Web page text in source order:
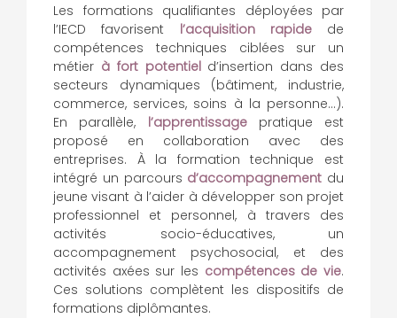
Les formations qualifiantes déployées par
l’IECD favorisent l’acquisition rapidede
compétences techniques ciblées sur un
métier à fort potentield’insertion dans des
secteurs dynamiques (bâtiment, industrie,
commerce, services, soins à la personne…).
En parallèle, l’apprentissagepratique est
proposé en collaboration avec des
entreprises. À la formation technique est
intégré un parcours d’accompagnement du
jeune visant à l’aider à développer son projet
professionnel et personnel, à travers des
activités socio-éducatives, un
accompagnement psychosocial, et des
activités axées sur les compétences de vie.
Ces solutions complètent les dispositifs de
formations diplômantes.